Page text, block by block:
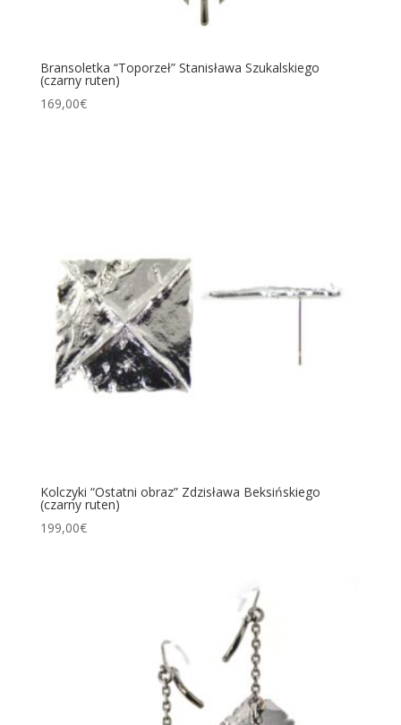
Bransoletka “Toporzeł” Stanisława Szukalskiego
(czarny ruten)
169,00€
Kolczyki “Ostatni obraz” Zdzisława Beksińskiego
(czarny ruten)
199,00€